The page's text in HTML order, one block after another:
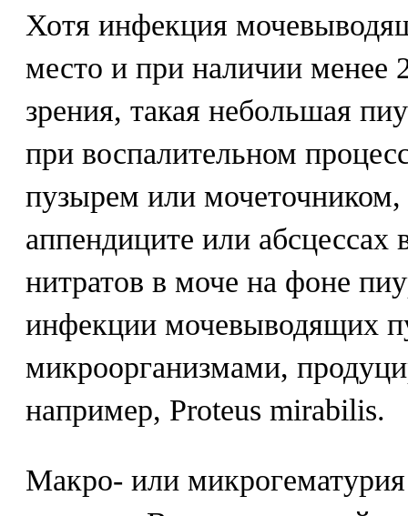
Хотя инфекция
место и при наличии менее
зрения, такая небольшая
при воспалительном
пузырем или
аппендиците или
нитратов в моче на фоне
инфекции мочевыводящих
микроорганизмами,
например, Proteus mirabilis.
Макро- или микрогематурия